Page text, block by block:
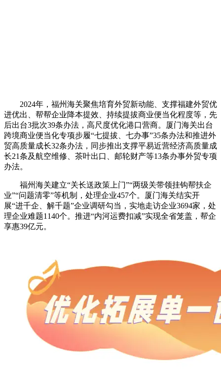
2024年，福州海关聚焦培育外贸新动能、支撑福建外贸优
进优出、帮帮企业降本提效、持续提拔商业便当化程度等，先
后出台3批次39条办法，高尺度优化港口营商。厦门海关出台
跨境商业便当化专项步履“七提拔、七办事”35条办法和推进外
贸高质量成长32条办法，同步推出支撑平易近营经济高质量成
长21条及航空维修、茶叶出口、邮轮财产等13条办事外贸专项
办法。
福州海关建立“关长送政策上门”“两级关带领挂钩帮扶企
业”“问题清零”等机制，处理企业457个。厦门海关结实开
展“进千企、解千题”企业调研勾当，实地走访企业3694家，处
理企业难题1140个。推进“内河运费扣减”实现全省笼盖，帮企
享惠39亿元。